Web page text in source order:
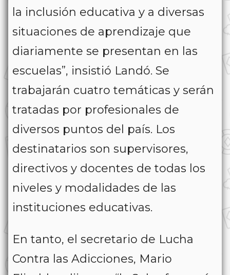
la inclusión educativa y a diversas
situaciones de aprendizaje que
diariamente se presentan en las
escuelas”, insistió Landó. Se
trabajarán cuatro temáticas y serán
tratadas por profesionales de
diversos puntos del país. Los
destinatarios son supervisores,
directivos y docentes de todas los
niveles y modalidades de las
instituciones educativas.
En tanto, el secretario de Lucha
Contra las Adicciones, Mario